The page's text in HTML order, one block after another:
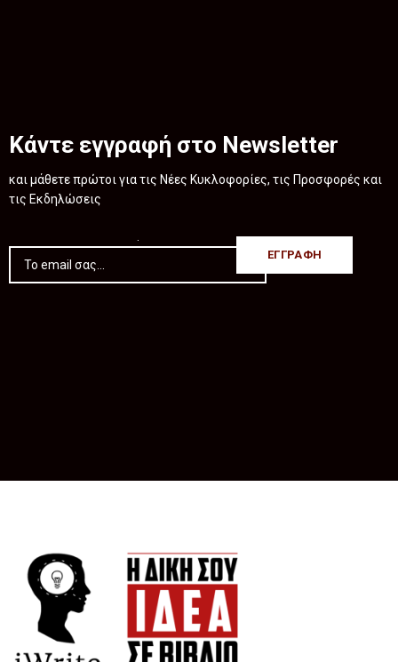
Κάντε εγγραφή στο Newsletter
και μάθετε πρώτοι για τις Νέες Κυκλοφορίες, τις Προσφορές και
τις Εκδηλώσεις